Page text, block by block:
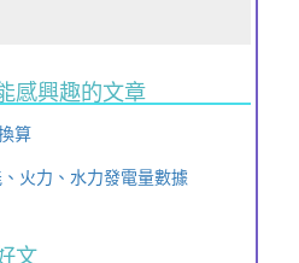
感興趣的文章
算
火力、水力發電量數據
文